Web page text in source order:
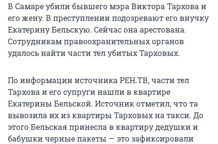
В Самаре убили бывшего мэра Виктора Тархова и
его жену. В преступлении подозревают его внучку
Екатерину Бельскую. Сейчас она арестована.
Сотрудникам правоохранительных органов
удалось найти части тел убитых Тарховых.
По информации источника РЕН.ТВ, части тел
Тархова и его супруги нашли в квартире
Екатерины Бельской. Источник отметил, что та
вывозила их из квартиры Тарховых на такси. До
этого Бельская принесла в квартиру дедушки и
бабушки черные пакеты — это зафиксировали